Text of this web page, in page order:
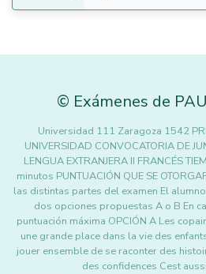
© Exámenes de PAU
Universidad 111 Zaragoza 1542
UNIVERSIDAD CONVOCATORIA DE
LENGUA EXTRANJERA II FRANCÉS
minutos PUNTUACIÓN QUE SE
las distintas partes del examen El
dos opciones propuestas A o B En
puntuación máxima OPCIÓN A Les
une grande place dans la vie des
jouer ensemble de se raconter des
des confidences Cest